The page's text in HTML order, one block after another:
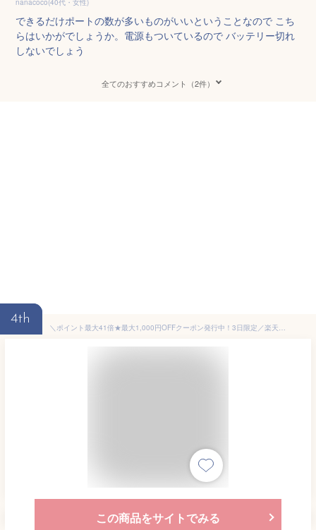
nanacoco(40代・女性)
できるだけポートの数が多いものがいいということなので こち
らはいかがでしょうか。電源もついているので バッテリー切れ
しないでしょう
全てのおすすめコメント（2件）
4th
＼ポイント最大41倍★最大1,000円OFFクーポン発行中！3日限定／楽天1位【MSCIEN】usbタップ 電源タップ 延長コード 2m/3m/5m 6個ac 4usb付き USB 1type-c コンセント 雷ガード usb-c マルチ スイッチ たこあし分岐 oaタップ テーブルタップ 延長ケーブル 急速充電
この商品をサイトでみる